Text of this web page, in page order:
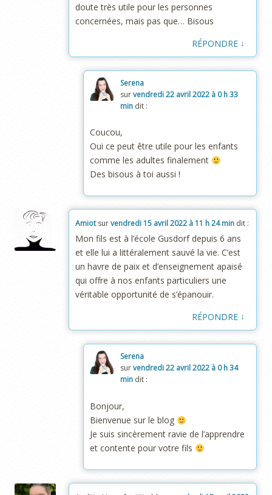
doute très utile pour les personnes
concernées, mais pas que… Bisous
RÉPONDRE ↓
Serena
survendredi 22 avril 2022 à 0 h 33
min dit :
Coucou,
Oui ce peut être utile pour les enfants
comme les adultes finalement
Des bisous à toi aussi !
Amiotsurvendredi 15 avril 2022 à 11 h 24 min dit :
Mon fils est à l’école Gusdorf depuis 6 ans
et elle lui a littéralement sauvé la vie. C’est
un havre de paix et d’enseignement apaisé
qui offre à nos enfants particuliers une
véritable opportunité de s’épanouir.
RÉPONDRE ↓
Serena
survendredi 22 avril 2022 à 0 h 34
min dit :
Bonjour,
Bienvenue sur le blog
Je suis sincèrement ravie de l’apprendre
et contente pour votre fils